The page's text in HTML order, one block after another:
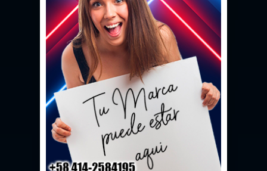
Ceddanne
Rafaela
pega HR
solitario
en la 3ra |
02/08/2026
Se vacían
por un
intento de
toque |
02/08/2026
Alcántara
cuelga 6
ceros y